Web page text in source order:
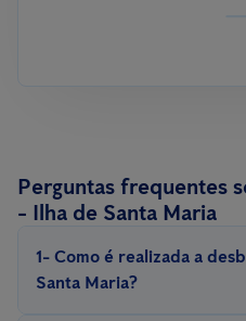
Perguntas frequentes
- Ilha de Santa Maria
1- Como é realizada a
Santa Maria?